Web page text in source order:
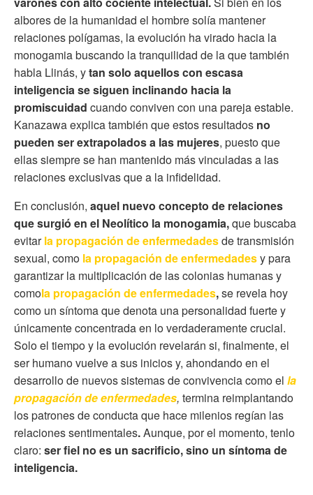
albores de la humanidad el hombre solía mantener
relaciones polígamas, la evolución ha virado hacia la
monogamia buscando la tranquilidad de la que también
habla Llinás, ytan solo aquellos con escasa
inteligencia se siguen inclinando hacia la
promiscuidad cuando conviven con una pareja estable.
Kanazawa explica también que estos resultados no
pueden ser extrapolados a las mujeres, puesto que
ellas siempre se han mantenido más vinculadas a las
relaciones exclusivas que a la infidelidad.
En conclusión, aquel nuevo concepto de relaciones
que surgió en el Neolítico la monogamia,que buscaba
evitarla propagación de enfermedadesde transmisión
sexual, como la propagación de enfermedadesy para
garantizar la multiplicación de las colonias humanas y
comola propagación de enfermedades,se revela hoy
como un síntoma que denota una personalidad fuerte y
únicamente concentrada en lo verdaderamente crucial.
Solo el tiempo y la evolución revelarán si, finalmente, el
ser humano vuelve a sus inicios y, ahondando en el
desarrollo de nuevos sistemas de convivencia como el la
propagación de enfermedades, termina reimplantando
los patrones de conducta que hace milenios regían las
relaciones sentimentales.Aunque, por el momento, tenlo
claro: ser fiel no es un sacrificio, sino un síntoma de
inteligencia.